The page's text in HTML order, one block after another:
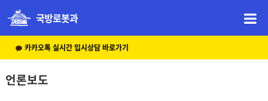
국방로봇과
카카오톡 실시간 입시상담 바로가기
언론보도